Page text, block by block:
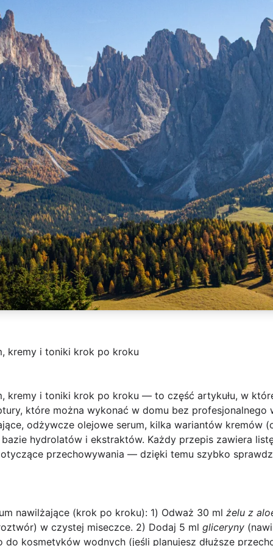
kremy i toniki krok po kroku
kremy i toniki krok po kroku — to część artykułu, w
które można wykonać w domu bez profesjonalnego
odżywcze olejowe serum, kilka wariantów kremów
hydrolatów i ekstraktów. Każdy przepis zawiera
przechowywania — dzięki temu szybko
nawilżające (krok po kroku): 1) Odważ 30 ml żelu z
w czystej miseczce. 2) Dodaj 5 ml gliceryny
kosmetyków wodnych (jeśli planujesz dłuższe